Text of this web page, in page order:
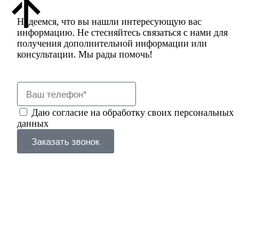
Надеемся, что вы нашли интересующую вас
информацию. Не стесняйтесь связаться с нами для
получения дополнительной информации или
консультации. Мы рады помочь!
Даю согласие на обработку своих персональных
данных
Заказать звонок